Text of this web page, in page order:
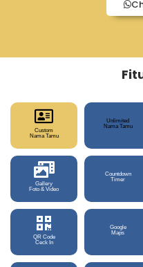
Custom
Nama Tamu
Unlimited
Nama Tamu
Gallery
Foto & Video
Countdown
Timer
QR Code
Ceck In
Google
Maps